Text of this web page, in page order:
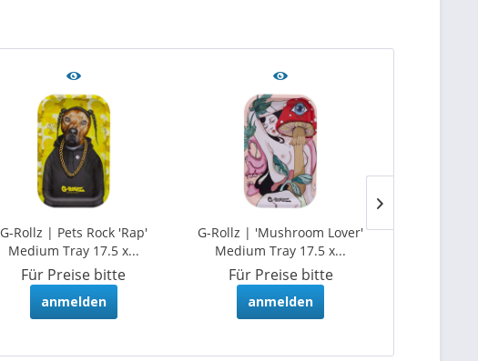
G-Rollz | Pets Rock 'Rap'
Medium Tray 17.5 x...
Für Preise bitte
anmelden
G-Rollz | 'Mushroom Lover'
Medium Tray 17.5 x...
Für Preise bitte
anmelden